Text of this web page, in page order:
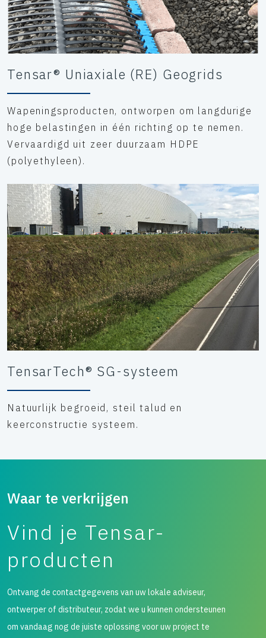
Tensar® Uniaxiale (RE) Geogrids
Wapeningsproducten, ontworpen om langdurige
hoge belastingen in één richting op te nemen.
Vervaardigd uit zeer duurzaam HDPE
(polyethyleen).
TensarTech® SG-systeem
Natuurlijk begroeid, steil talud en
keerconstructie systeem.
Waar te verkrijgen
Vind je Tensar-
producten
Ontvang de contactgegevens van uw lokale adviseur,
ontwerper of distributeur, zodat we u kunnen ondersteunen
om vandaag nog de juiste oplossing voor uw project te